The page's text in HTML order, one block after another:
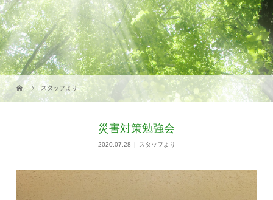
スタッフより
災害対策勉強会
2020.07.28 スタッフより